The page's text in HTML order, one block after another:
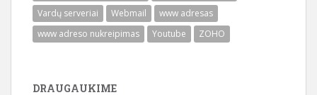
Vardų serveriai
Webmail
www adresas
www adreso nukreipimas
Youtube ZOHO
DRAUGAUKIME